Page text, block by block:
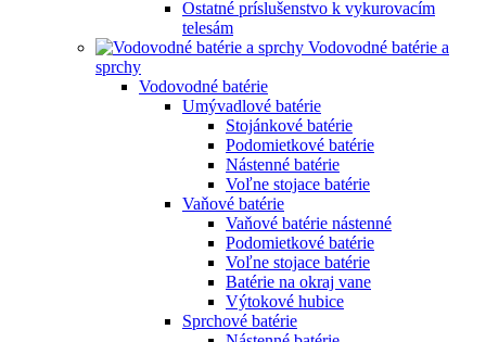
Ostatné príslušenstvo k vykurovacím
telesám
Vodovodné batérie a
sprchy
Vodovodné batérie
Umývadlové batérie
Stojánkové batérie
Podomietkové batérie
Nástenné batérie
Voľne stojace batérie
Vaňové batérie
Vaňové batérie nástenné
Podomietkové batérie
Voľne stojace batérie
Batérie na okraj vane
Výtokové hubice
Sprchové batérie